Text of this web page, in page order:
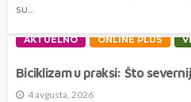
su...
AKTUELNO ONLINE PLUS
Biciklizam u praksi: Što
4 avgusta, 2026